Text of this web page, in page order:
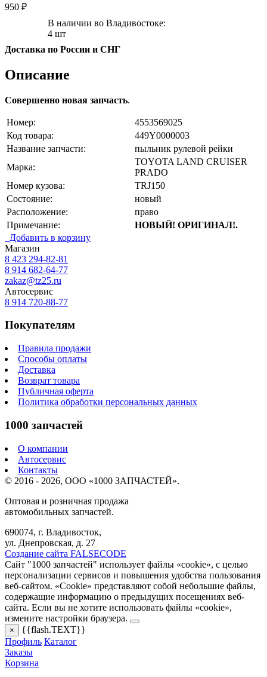
950 ₽
В наличии во Владивостоке:
4 шт
Доставка по России и СНГ
Описание
Совершенно новая запчасть.
Номер:
4553569025
Код товара:
449Y0000003
Название запчасти:
пыльник рулевой рейки
Марка:
TOYOTA LAND CRUISER
PRADO
Номер кузова:
TRJ150
Состояние:
новый
Расположение:
право
Примечание:
НОВЫЙ! ОРИГИНАЛ!.
Добавить в корзину
Магазин
8 423 294-82-81
8 914 682-64-77
zakaz@tz25.ru
Автосервис
8 914 720-88-77
Покупателям
Правила продажи
Способы оплаты
Доставка
Возврат товара
Публичная оферта
Политика обработки персональных данных
1000 запчастей
О компании
Автосервис
Контакты
© 2016 - 2026, ООО «1000 ЗАПЧАСТЕЙ».
Оптовая и розничная продажа
автомобильных запчастей.
690074, г. Владивосток,
ул. Днепровская, д. 27
Создание сайта FALSECODE
Сайт "1000 запчастей" использует файлы «cookie», с целью
персонализации сервисов и повышения удобства пользования
веб-сайтом. «Cookie» представляют собой небольшие файлы,
содержащие информацию о предыдущих посещениях веб-
сайта. Если вы не хотите использовать файлы «cookie»,
измените настройки браузера.
×
{{flash.TEXT}}
Профиль Каталог
Заказы
Корзина